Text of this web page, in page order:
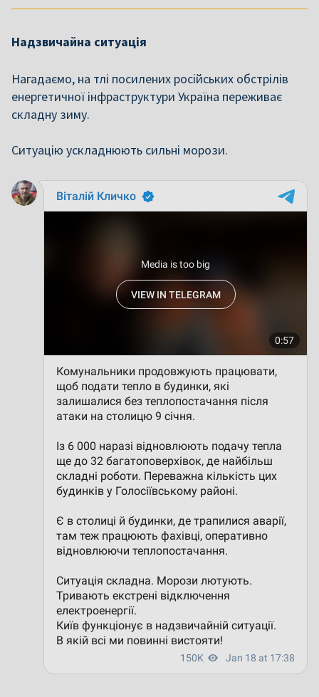
Надзвичайна ситуація
Нагадаємо, на тлі посилених російських обстрілів
енергетичної інфраструктури Україна переживає
складну зиму.
Ситуацію ускладнюють сильні морози.